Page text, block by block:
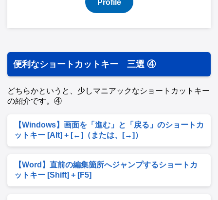
Profile
便利なショートカットキー 三選 ④
どちらかというと、少しマニアックなショートカットキー
の紹介です。④
【Windows】画面を「進む」と「戻る」のショートカ
ットキー [Alt] + [←]（または、[→]）
【Word】直前の編集箇所へジャンプするショートカ
ットキー [Shift] + [F5]